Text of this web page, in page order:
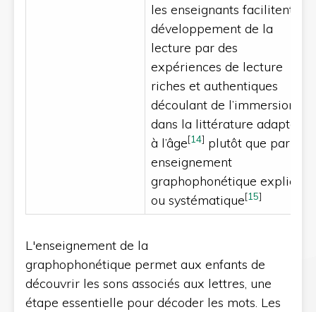
les enseignants facilitent le
développement de la
lecture par des
expériences de lecture
riches et authentiques
découlant de l’immersion
dans la littérature adaptée
à l’âge[14] plutôt que par un
enseignement
graphophonétique explicite
ou systématique[15]
L'enseignement de la
graphophonétique permet aux enfants de
découvrir les sons associés aux lettres, une
étape essentielle pour décoder les mots. Les